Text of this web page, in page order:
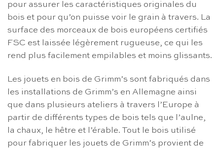
pour assurer les caractéristiques originales du
bois et pour qu’on puisse voir le grain à travers. La
surface des morceaux de bois européens certifiés
FSC est laissée légèrement rugueuse, ce qui les
rend plus facilement empilables et moins glissants.
Les jouets en bois de Grimm’s sont fabriqués dans
les installations de Grimm’s en Allemagne ainsi
que dans plusieurs ateliers à travers l’Europe à
partir de différents types de bois tels que l’aulne,
la chaux, le hêtre et l’érable. Tout le bois utilisé
pour fabriquer les jouets de Grimm’s provient de